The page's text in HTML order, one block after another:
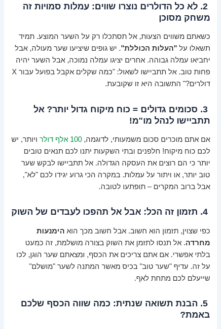
2. לא כל הדולרים נוצרו שווים: עמלות סמויות זה
משחק מסוכן
כשאתם משווים הצעות, אל תסתכלו רק על השער המוצע. תמיד
תשאלו על "העלות הכוללת". יש גופים שיציעו שער מעולה, אבל
יחביאו עמלה גבוהה. אחרים יציגו עמלה נמוכה, אבל השער יהיה
פחות טוב. אל תתביישו לשאול: "כמה שקלים אקבל בפועל עבור X
דולרים?" התשובה היא זו שקובעת.
3. סכומים גדולים = כוח מיקוח גדול יותר? אל
תתביישו לנהל מו"מ!
אם אתם מוכרים סכום משמעותי, לדוגמה,100 אלף דולר
ויותר, יש
לכם כוח מיקוח! חלפנים ובתי השקעות יתנו לכם תנאים טובים
יותר כי הם רוצים את העסקה הגדולה. אל תתביישו לבקש שער
טוב יותר, או ויתור על עמלות. במקרה הכי גרוע יגידו לכם "לא",
אבל ברוב המקרים – תופתעו לטובה.
4. תזמון זה הכל: אבל אל תהפכו לעבדים של השוק
כפי שצוין, תזמון הוא חשוב. אבל חשוב מכך הוא הימנעות
מחרדה. אל תנסו לתזמן את השוק בצורה מושלמת, זה כמעט
בלתי אפשרי. אם אתם צריכים את הכסף, ומצאתם שער הוגן, לכו
על זה. עדיף "שער טוב" בכיס מאשר המתנה לשער "מושלם"
שייעלם לכם מתחת לאף.
5. הבנת תשואה שנתית: כמה שווה הכסף שלכם
באמת?